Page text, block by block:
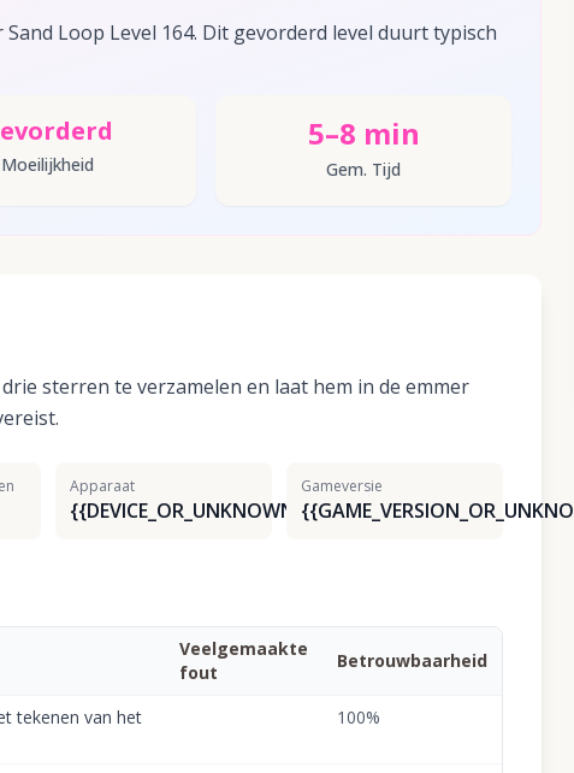
Loop Level 164. Dit gevorderd level duurt typisch
Moeilijkheid
5–8 min
Gem. Tijd
sterren te verzamelen en laat hem in de emmer
Apparaat
{{DEVICE_OR_UNKNOWN}}
Gameversie
Veelgemaakte
fout
Betrouwbaarheid
tekenen van het
100%